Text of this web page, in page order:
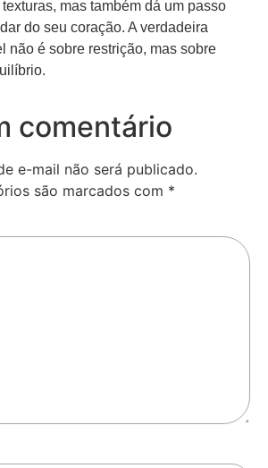
mas também dá um passo
do seu coração. A verdadeira
não é sobre restrição, mas sobre
comentário
e-mail não será publicado.
são marcados com *